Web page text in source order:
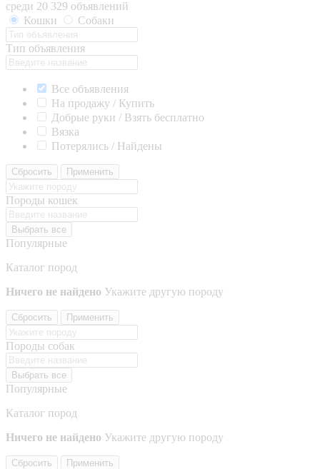
среди 20 329 объявлений
Кошки
Собаки
Тип объявления
Все объявления
На продажу / Купить
Добрые руки / Взять бесплатно
Вязка
Потерялись / Найдены
Сбросить Применить
Породы кошек
Выбрать все
Популярные
Каталог пород
Ничего не найдено Укажите другую породу
Сбросить Применить
Породы собак
Выбрать все
Популярные
Каталог пород
Ничего не найдено Укажите другую породу
Сбросить Применить